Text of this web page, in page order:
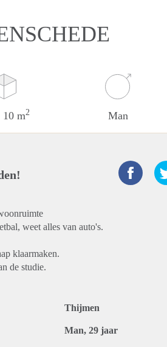
m2 Man
weet alles van auto's.
klaarmaken.
de studie.
Thijmen
Man, 29 jaar